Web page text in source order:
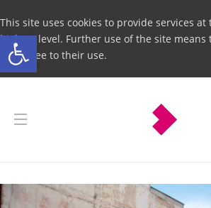
Open toolbar
This site uses cookies to provide services at
highest level. Further use of the site means
you agree to their use.